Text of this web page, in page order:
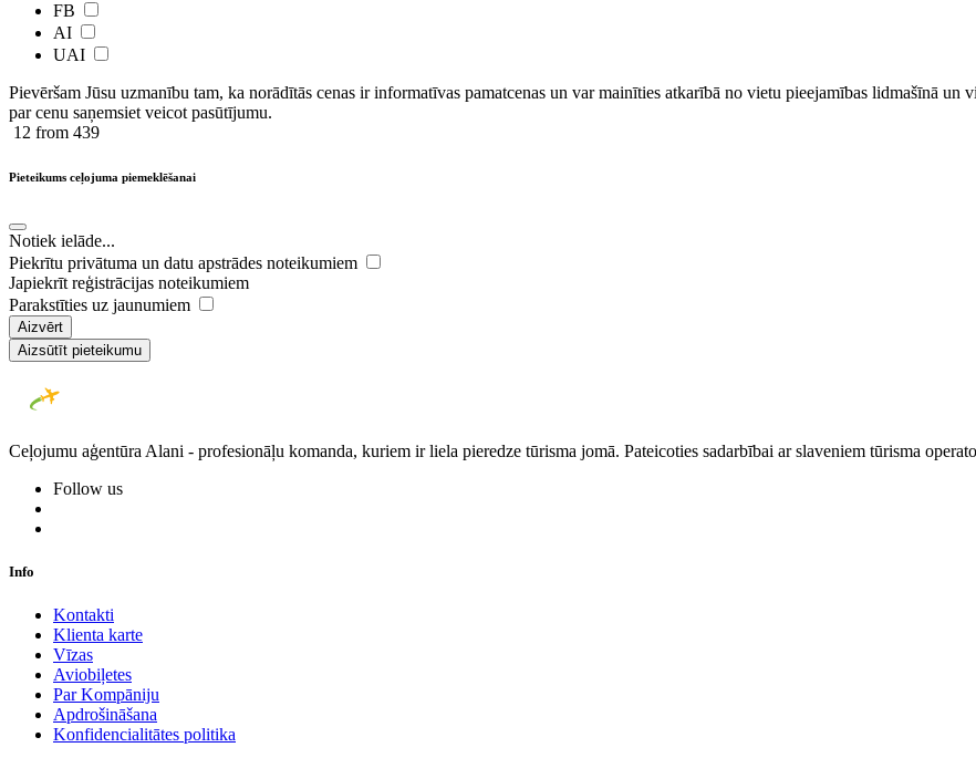
FB
AI
UAI
Pievēršam Jūsu uzmanību tam, ka norādītās cenas ir ​informatīvas ​pamatcenas un var mainīties atkarībā ​no ​vietu pieejamības lidmašīnā
par cenu saņemsiet veicot pasūtījumu.
12 from 439
Pieteikums ceļojuma piemeklēšanai
Notiek ielāde...
Piekrītu privātuma un datu apstrādes noteikumiem
Japiekrīt reģistrācijas noteikumiem
Parakstīties uz jaunumiem
Aizvērt
Aizsūtīt pieteikumu
Ceļojumu aģentūra Alani - profesionāļu komanda, kuriem ir liela pieredze tūrisma jomā. Pateicoties sadarbībai ar slaveniem tūrisma
Follow us
Info
Kontakti
Klienta karte
Vīzas
Aviobiļetes
Par Kompāniju
Apdrošināšana
Konfidencialitātes politika